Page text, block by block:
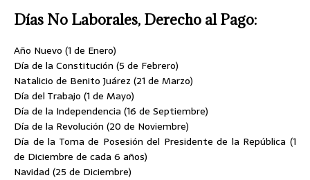
Días No Laborales, Derecho al Pago:
Año Nuevo (1 de Enero)
Día de la Constitución (5 de Febrero)
Natalicio de Benito Juárez (21 de Marzo)
Día del Trabajo (1 de Mayo)
Día de la Independencia (16 de Septiembre)
Día de la Revolución (20 de Noviembre)
Día de la Toma de Posesión del Presidente de la República (1
de Diciembre de cada 6 años)
Navidad (25 de Diciembre)